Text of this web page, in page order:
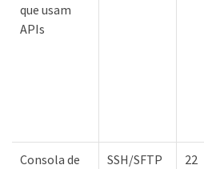
que usam
APIs
Consola de
SSH/SFTP 22